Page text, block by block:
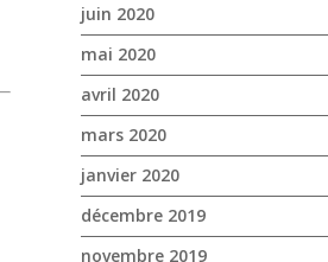
juin 2020
mai 2020
avril 2020
mars 2020
janvier 2020
décembre 2019
novembre 2019